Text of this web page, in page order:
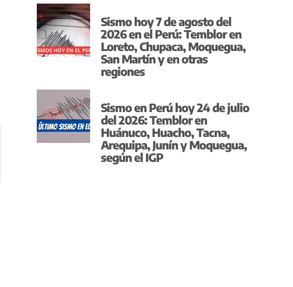
Sismo hoy 7 de agosto del
2026 en el Perú: Temblor en
Loreto, Chupaca, Moquegua,
San Martín y en otras
regiones
Sismo en Perú hoy 24 de julio
del 2026: Temblor en
Huánuco, Huacho, Tacna,
Arequipa, Junín y Moquegua,
según el IGP